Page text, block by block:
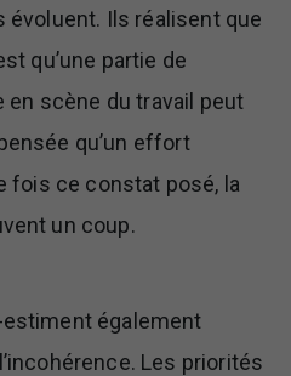
évoluent. Ils réalisent que
qu’une partie de
en scène du travail peut
qu’un effort
fois ce constat posé, la
un coup.
également
Les priorités